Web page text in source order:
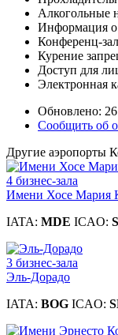
Алкогольные
Информация о
Конференц-зал
Курение
Доступ для
Электронная
Обновлено:
Сообщить об
Другие аэропорты
4 бизнес-зала
Имени Хосе Мария
IATA: MDE ICAO:
3 бизнес-зала
Эль-Дорадо
IATA: BOG ICAO: